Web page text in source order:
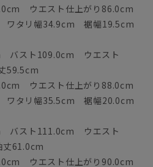
ウエスト仕上がり86.0cm
タリ幅34.9cm 裾幅19.5cm
バスト109.0cm ウエスト
59.5cm
ウエスト仕上がり88.0cm
タリ幅35.5cm 裾幅20.0cm
バスト111.0cm ウエスト
61.0cm
ウエスト仕上がり90.0cm